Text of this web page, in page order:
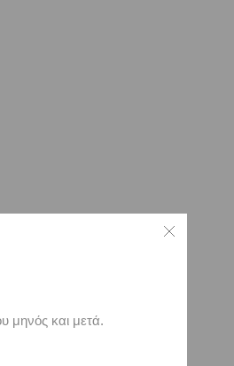
μηνός και μετά.